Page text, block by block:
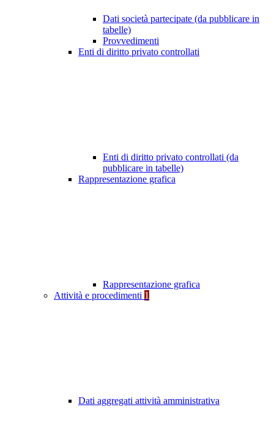
Dati società partecipate (da pubblicare in
tabelle)
Provvedimenti
Enti di diritto privato controllati
Enti di diritto privato controllati (da
pubblicare in tabelle)
Rappresentazione grafica
Rappresentazione grafica
Attività e procedimenti 1
Dati aggregati attività amministrativa